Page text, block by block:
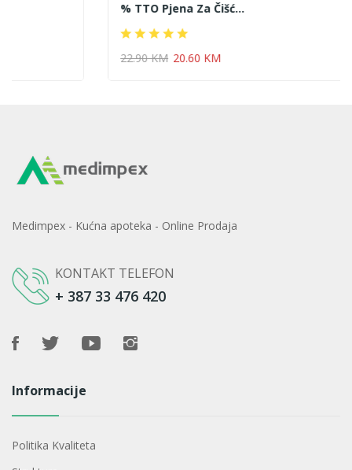
% TTO Pjena Za Čišć...
20.60 KM
Medimpex - Kućna apoteka - Online Prodaja
KONTAKT TELEFON
+ 387 33 476 420
Informacije
Politika Kvaliteta